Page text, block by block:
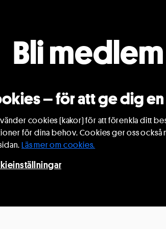
Bli
Medlemskapet ger dig inte bara
lokala erbjudanden utan ger dig